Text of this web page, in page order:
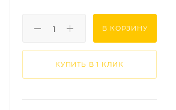
В КОРЗИНУ
КУПИТЬ В 1 КЛИК